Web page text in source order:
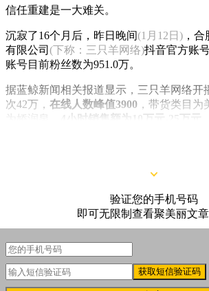
信任重建是一大难关。
沉寂了16个月后，昨日晚间(1月12日) ，
有限公司 (下称：三只羊网络)抖音官方账
账号目前粉丝数为951.0万。
据蓝鲸新闻相关报道显示，三只羊网络开
次42万， 在线人数峰值3900 ，带货类目
为娇润泉，
4小时销售额为10万元-25万元
验证您的手机号码
即可无限制查看聚美丽文
获取短信验证码